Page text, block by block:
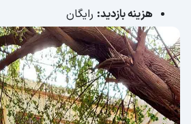
هزینه بازدید: رایگان